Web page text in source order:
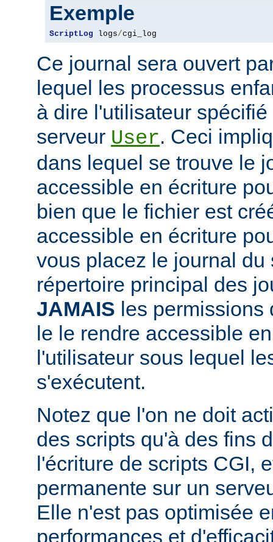
Exemple
ScriptLog logs/cgi_log
Ce journal sera ouvert
lequel les processus
à dire l'utilisateur
serveur User. Ceci
dans lequel se trouve le
accessible en écriture
bien que le fichier est
accessible en écriture
vous placez le journal du
répertoire principal des
JAMAIS les permissions
le le rendre accessible
l'utilisateur sous lequel
s'exécutent.
Notez que l'on ne doit
des scripts qu'à des fins
l'écriture de scripts CGI,
permanente sur un
Elle n'est pas optimisée
performances et